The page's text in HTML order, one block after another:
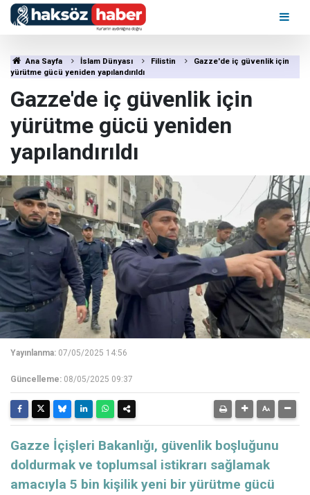
Ana Sayfa İslam Dünyası Filistin
Gazze'de iç güvenlik için
yürütme gücü yeniden yapılandırıldı
Gazze'de iç güvenlik için
yürütme gücü yeniden
yapılandırıldı
Yayınlanma: 07/05/2025 14:56
Güncelleme: 08/05/2025 09:37
Gazze İçişleri Bakanlığı, güvenlik boşluğunu
doldurmak ve toplumsal istikrarı sağlamak
amacıyla 5 bin kişilik yeni bir yürütme gücü